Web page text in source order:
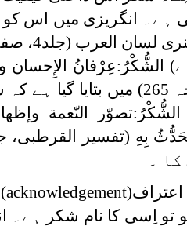
ہے۔ انگریزی میں اس
( الشُّكْرُ:عِرْفانُ الإِحسان
القرآن (صفحہ 265) میں
الشُّكْرُ:تصوّر النّعمة
بِهِ
۔
(acknowledgement)
اِسی کا نام شکر ہے۔